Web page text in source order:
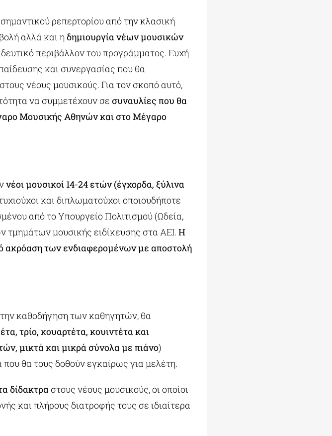
ρεπερτορίου από την κλασική
αλλά και ηδημιουργία νέων μουσικών
περιβάλλον του προγράμματος. Ευχή
και συνεργασίας που θα
νέους μουσικούς. Για τον σκοπό αυτό,
να συμμετέχουν σε συναυλίες που θα
Μουσικής Αθηνών και στο Μέγαρο
νέοι μουσικοί 14-24 ετών (έγχορδα, ξύλινα
και διπλωματούχοι οποιουδήποτε
από το Υπουργείο Πολιτισμού (Ωδεία,
τμημάτων μουσικής ειδίκευσης στα ΑΕΙ. Η
ακρόαση των ενδιαφερομένων με αποστολή
καθοδήγηση των καθηγητών, θα
τρίο, κουαρτέτα, κουιντέτα και
μικτά και μικρά σύνολα με πιάνο)
θα τους δοθούν εγκαίρως για μελέτη.
δίδακτρα στους νέους μουσικούς, οι οποίοι
και πλήρους διατροφής τους σε ιδιαίτερα